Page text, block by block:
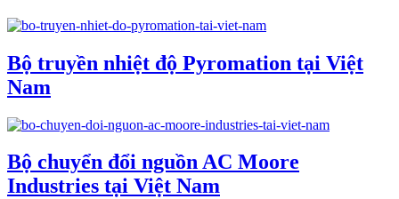
Bộ truyền nhiệt độ Pyromation tại Việt
Nam
Bộ chuyển đổi nguồn AC Moore
Industries tại Việt Nam